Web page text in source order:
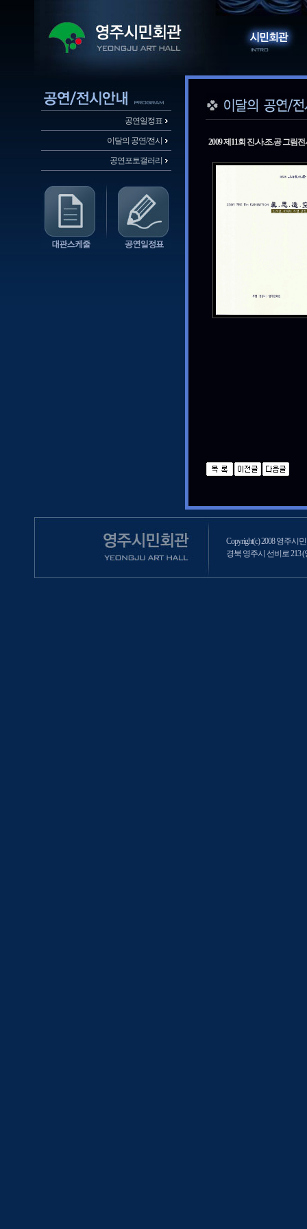
공연일정표
이달의 공연/전시
공연포토갤러리
2009 제11회 진.사.조.공 그림
Copyright(c) 2008 영주시
경북 영주시 선비로 213 (